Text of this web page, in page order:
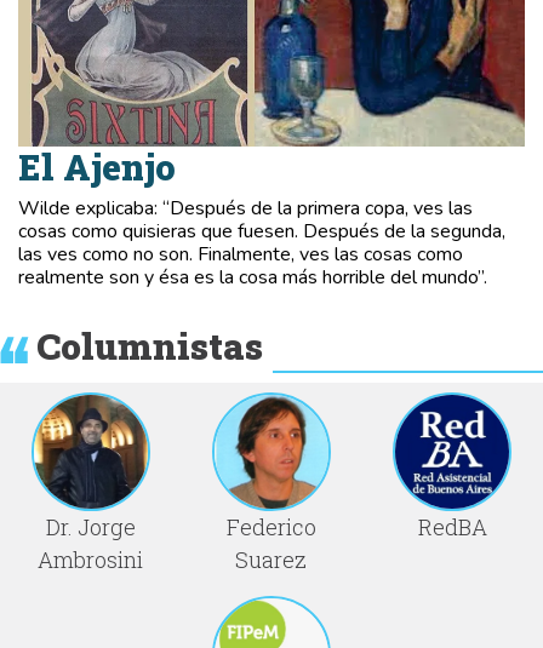
El Ajenjo
Wilde explicaba: “Después de la primera copa, ves las
cosas como quisieras que fuesen. Después de la segunda,
las ves como no son. Finalmente, ves las cosas como
realmente son y ésa es la cosa más horrible del mundo”.
Columnistas
Dr. Jorge
Ambrosini
Federico
Suarez
RedBA